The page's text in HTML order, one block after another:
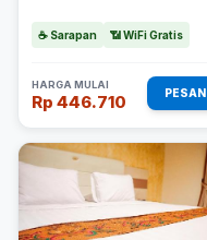
☕ Sarapan 📶 WiFi Gratis
HARGA MULAI
Rp 446.710 PESAN